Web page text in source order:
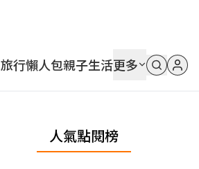
旅行懶人包親子生活更多
人氣點閱榜